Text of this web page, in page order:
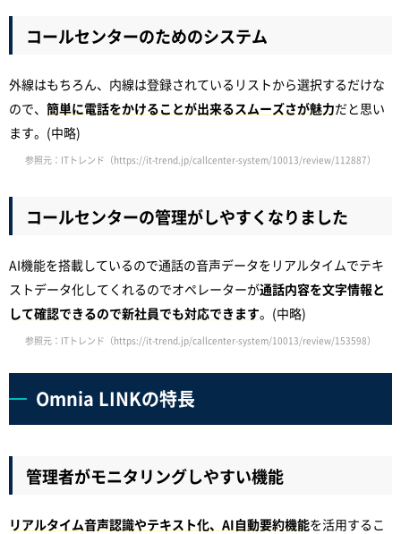
コールセンターのためのシステム
外線はもちろん、内線は登録されているリストから選択するだけな
ので、 簡単に電話をかけることが出来るスムーズさが魅力だと思い
ます。(中略)
参照元：ITトレンド（https://it-trend.jp/callcenter-system/10013/review/112887）
コールセンターの管理がしやすくなりました
AI機能を搭載しているので通話の音声データをリアルタイムでテキ
ストデータ化してくれるのでオペレーターが通話内容を文字情報と
して確認できるので新社員でも対応できます。(中略)
参照元：ITトレンド（https://it-trend.jp/callcenter-system/10013/review/153598）
Omnia LINKの特長
管理者がモニタリングしやすい機能
リアルタイム音声認識やテキスト化、AI自動要約機能を活用するこ